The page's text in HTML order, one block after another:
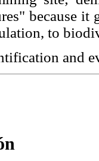
because it
to
and